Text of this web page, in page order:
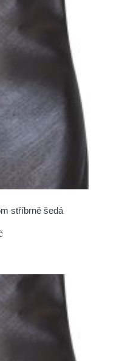
stříbrně šedá